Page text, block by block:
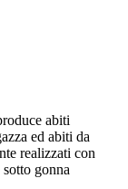
abiti
ed abiti da
realizzati con
gonna